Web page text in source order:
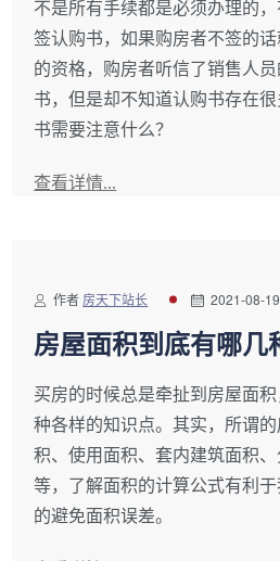
不是所有手续都是必须办理的
签认购书，如果购房者不签的
的资格，购房者听信了销售人
书，但是却不知道认购书存在
书需要注意什么？
查看详情...
作者 房天下站长 2021-08-19
房屋面积到底有哪几
买房的时候总是牵扯到房屋面
种各样的知识点。其实，所谓
积、使用面积、套内建筑面积
等，了解面积的计算公式有利
的避免面积误差。